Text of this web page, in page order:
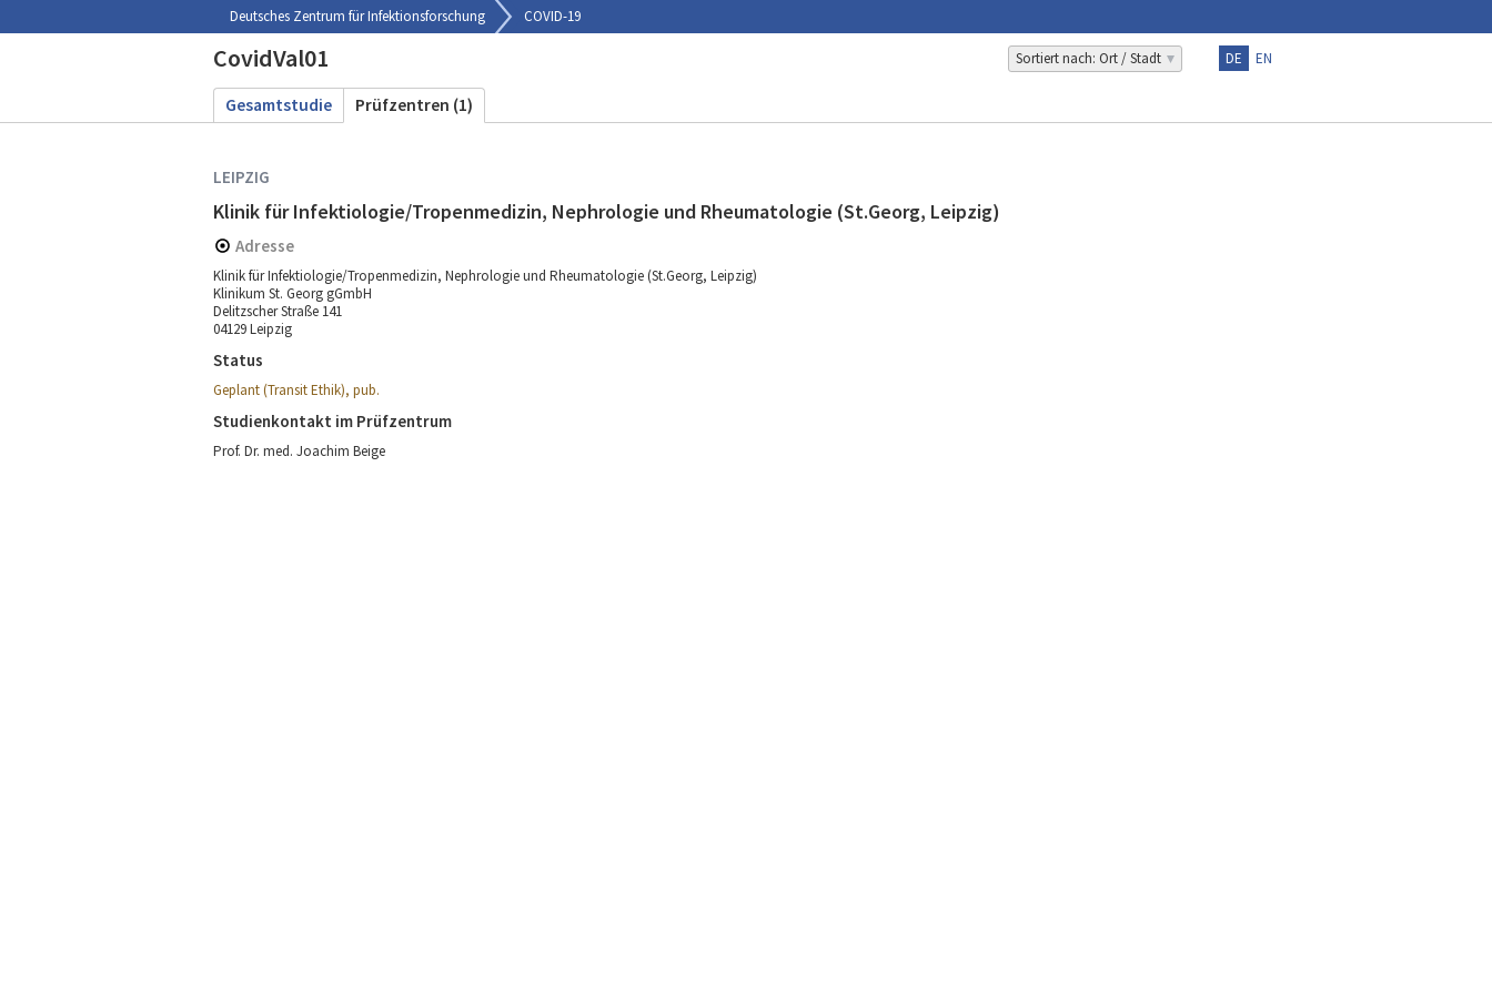
Deutsches Zentrum für Infektionsforschung COVID-19
Sortiert nach: Ort / Stadt DE EN
CovidVal01
Gesamtstudie Prüfzentren (1)
LEIPZIG
Klinik für Infektiologie/Tropenmedizin, Nephrologie und Rheumatologie (St.Georg, Leipzig)
Adresse
Klinik für Infektiologie/Tropenmedizin, Nephrologie und Rheumatologie (St.Georg, Leipzig)
Klinikum St. Georg gGmbH
Delitzscher Straße 141
04129 Leipzig
Status
Geplant (Transit Ethik), pub.
Studienkontakt im Prüfzentrum
Prof. Dr. med. Joachim Beige